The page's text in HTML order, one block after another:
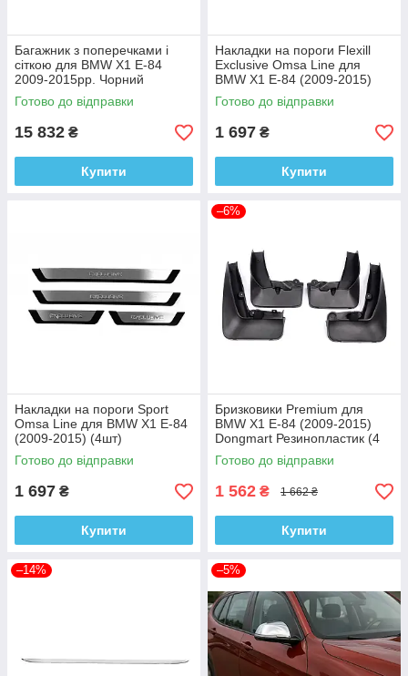
Багажник з поперечками і
сіткою для BMW X1 E-84
2009-2015рр. Чорний
Алюміній
Готово до відправки
15 832 ₴
Купити
Накладки на пороги Flexill
Exclusive Omsa Line для
BMW X1 E-84 (2009-2015)
(4шт)
Готово до відправки
1 697 ₴
Купити
Накладки на пороги Sport
Omsa Line для BMW X1 E-84
(2009-2015) (4шт)
Готово до відправки
1 697 ₴
Купити
–6%
Бризковики Premium для
BMW X1 E-84 (2009-2015)
Dongmart Резинопластик (4
шт)
Готово до відправки
1 562 ₴ 1 662 ₴
Купити
–14% –5%